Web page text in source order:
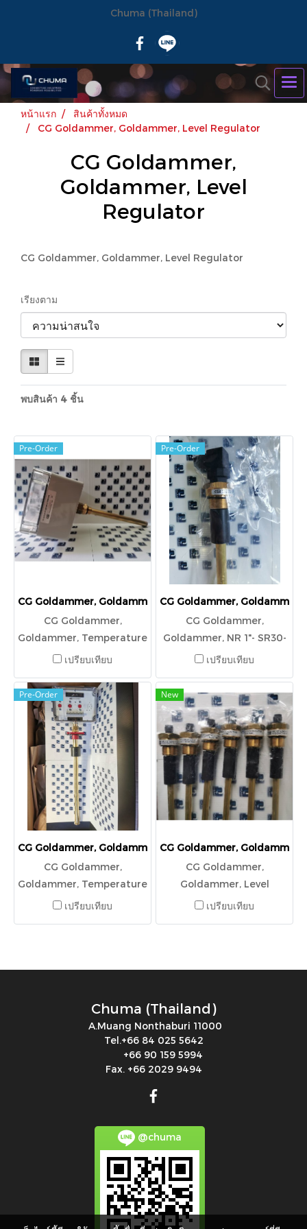
Chuma (Thailand)
หน้าแรก
สินค้าทั้งหมด
CG Goldammer, Goldammer, Level Regulator
CG Goldammer,
Goldammer, Level
Regulator
CG Goldammer, Goldammer, Level Regulator
เรียงตาม
พบสินค้า 4 ชิ้น
Pre-Order
CG Goldammer, Goldammer, Temperature Capillary Tube
CG Goldammer,
Goldammer, Temperature
Capillary Tube ,Regulator
200-MS-I
เปรียบเทียบ
Pre-Order
CG Goldammer, Goldammer,
CG Goldammer,
Goldammer, NR 1"- SR30-
L570-03 L1/520/S
เปรียบเทียบ
Pre-Order
CG Goldammer, Goldammer, Temperature Capillary Tube
CG Goldammer,
Goldammer, Temperature
Capillary Tube ,Regulator,
เปรียบเทียบ
New
CG Goldammer, Goldammer,
CG Goldammer,
Goldammer, Level
Regulator NR 1/2"-L240-
เปรียบเทียบ
Chuma (Thailand)
A.Muang Nonthaburi 11000
Tel.+66 84 025 5642
+66 90 159 5994
Fax. +66 2029 9494
@chuma